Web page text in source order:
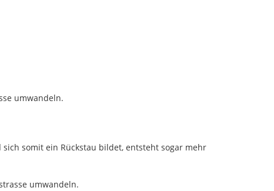
umwandeln.
somit ein Rückstau bildet, entsteht sogar mehr
umwandeln.